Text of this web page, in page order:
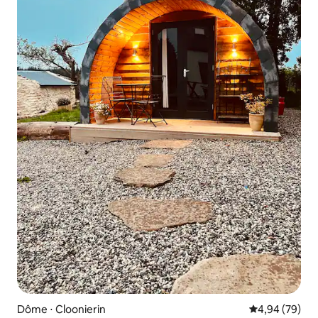
Dôme ⋅ Cloonierin Évaluation
4,94 (79)